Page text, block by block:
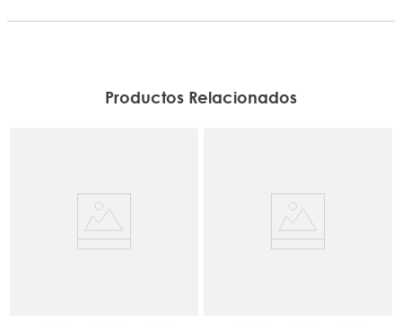
Productos Relacionados